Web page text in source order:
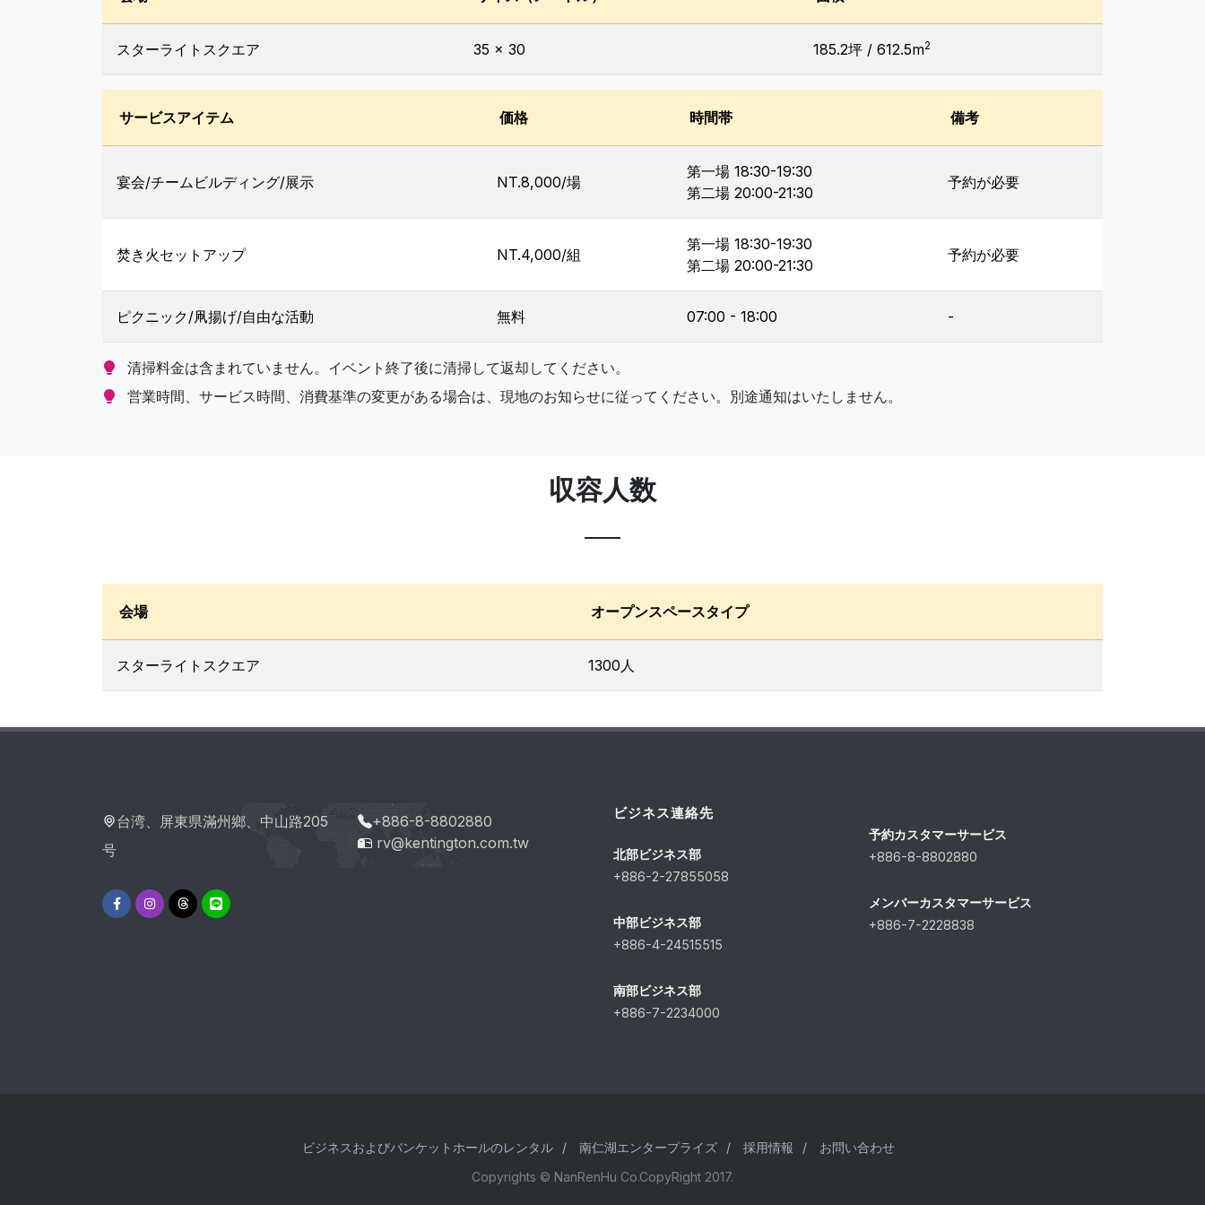
スターライトスクエア 35 x 30 185.2坪 / 612.5m2
サービスアイテム 価格 時間帯 備考
宴会/チームビルディング/展示 NT.8,000/場
第一場 18:30-19:30
第二場 20:00-21:30
予約が必要
焚き火セットアップ NT.4,000/組
第一場 18:30-19:30
第二場 20:00-21:30
予約が必要
ピクニック/凧揚げ/自由な活動 無料 07:00 - 18:00 -
清掃料金は含まれていません。イベント終了後に清掃して返却してください。
営業時間、サービス時間、消費基準の変更がある場合は、現地のお知らせに従ってください。別途通知はいたしません。
収容人数
会場 オープンスペースタイプ
スターライトスクエア 1300人
台湾、屏東県滿州鄉、中山路205
号
+886-8-8802880
rv@kentington.com.tw
ビジネス連絡先
北部ビジネス部
+886-2-27855058
中部ビジネス部
+886-4-24515515
南部ビジネス部
+886-7-2234000
予約カスタマーサービス
+886-8-8802880
メンバーカスタマーサービス
+886-7-2228838
ビジネスおよびバンケットホールのレンタル / 南仁湖エンタープライズ / 採用情報 /
お問い合わせ
Copyrights © NanRenHu Co.CopyRight 2017.